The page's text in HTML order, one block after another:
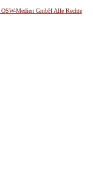
Medien GmbH Alle Rechte